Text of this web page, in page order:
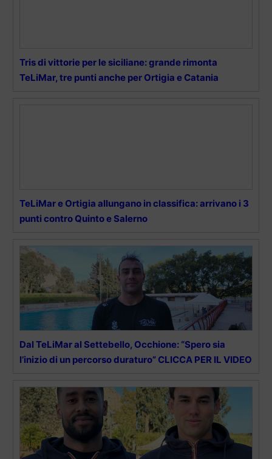
Tris di vittorie per le siciliane: grande rimonta
TeLiMar, tre punti anche per Ortigia e Catania
TeLiMar e Ortigia allungano in classifica: arrivano i 3
punti contro Quinto e Salerno
Dal TeLiMar al Settebello, Occhione: “Spero sia
l’inizio di un percorso duraturo” CLICCA PER IL VIDEO